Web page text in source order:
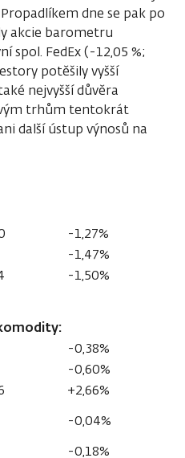
dne se pak po
akcie barometru
spol. FedEx (-12,05 %;
potěšily vyšší
nejvyšší důvěra
trhům tentokrát
další ústup výnosů na
-1,27%
-1,47%
-1,50%
-0,38%
-0,60%
+2,66%
-0,04%
-0,18%